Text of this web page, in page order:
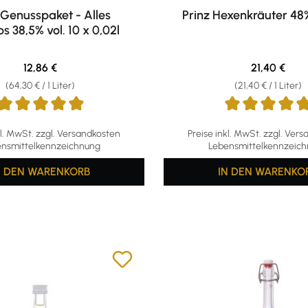
- Alles
38,5% vol. 10 x 0,02l
MwSt. zzgl. Versandkosten
(64,30 € / 1 Liter)
Regulärer Preis:
12,86 €
DEN WARENKORB
Prinz Hexenkräuter
Preise inkl. MwSt. zzgl.
(21,40 € / 1 Liter)
Regulärer
21,40 €
IN DEN